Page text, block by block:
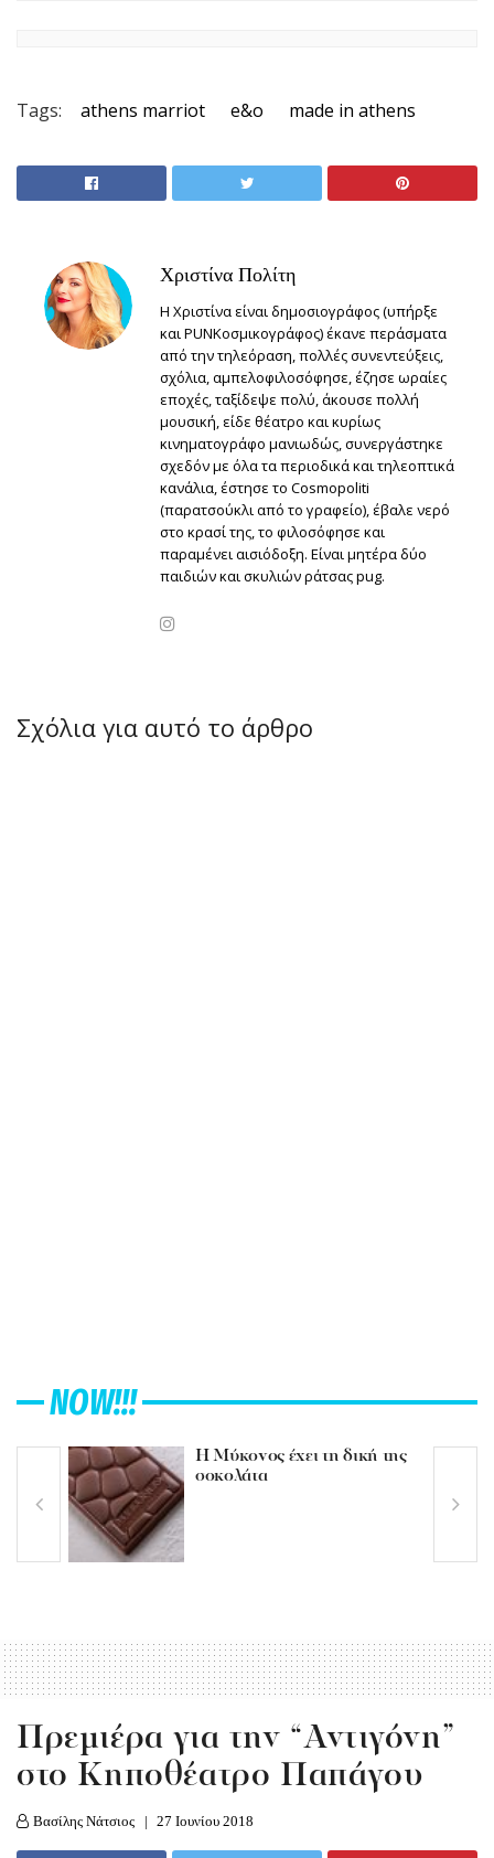
Tags: athens marriot e&o made in athens
Χριστίνα Πολίτη
Η Χριστίνα είναι δημοσιογράφος (υπήρξε
και PUNKοσμικογράφος) έκανε περάσματα
από την τηλεόραση, πολλές συνεντεύξεις,
σχόλια, αμπελοφιλοσόφησε, έζησε ωραίες
εποχές, ταξίδεψε πολύ, άκουσε πολλή
μουσική, είδε θέατρο και κυρίως
κινηματογράφο μανιωδώς, συνεργάστηκε
σχεδόν με όλα τα περιοδικά και τηλεοπτικά
κανάλια, έστησε το Cosmopoliti
(παρατσούκλι από το γραφείο), έβαλε νερό
στο κρασί της, το φιλοσόφησε και
παραμένει αισιόδοξη. Είναι μητέρα δύο
παιδιών και σκυλιών ράτσας pug.
Σχόλια για αυτό το άρθρο
NOW!!!
Η Μύκονος έχει τη δική της
σοκολάτα
Πρεμιέρα για την “Αντιγόνη”
στο Κηποθέατρο Παπάγου
Βασίλης Νάτσιος 27 Ιουνίου 2018